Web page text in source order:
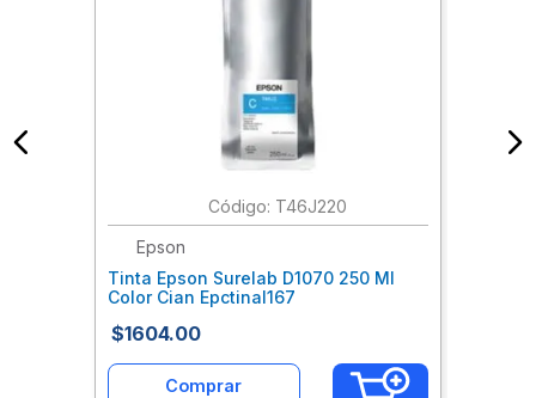
: T46J220
Epson
Tinta Epson Surelab D1070 250 Ml
Color Cian Epctinal167
$1604.00
Comprar